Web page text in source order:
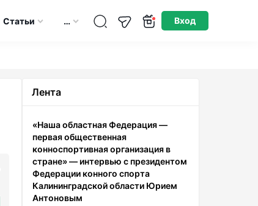
Статьи … Вход
Лента
«Наша областная Федерация —
первая общественная
конноспортивная организация в
стране» — интервью с президентом
Федерации конного спорта
Калининградской области Юрием
Антоновым